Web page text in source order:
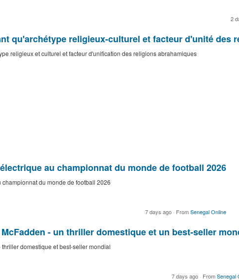
2
qu'archétype religieux-culturel et facteur d'unité des
religieux et culturel et facteur d'unification des religions abrahamiques
au championnat du monde de football 2026
du monde de football 2026
7 days ago · FromSenegal Online
- un thriller domestique et un best-seller
domestique et best-seller mondial
7 days ago · FromSenegal